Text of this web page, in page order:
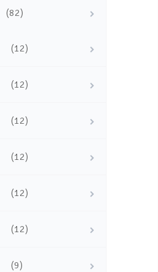
(82)
(12)
(12)
(12)
(12)
(12)
(12)
(9)